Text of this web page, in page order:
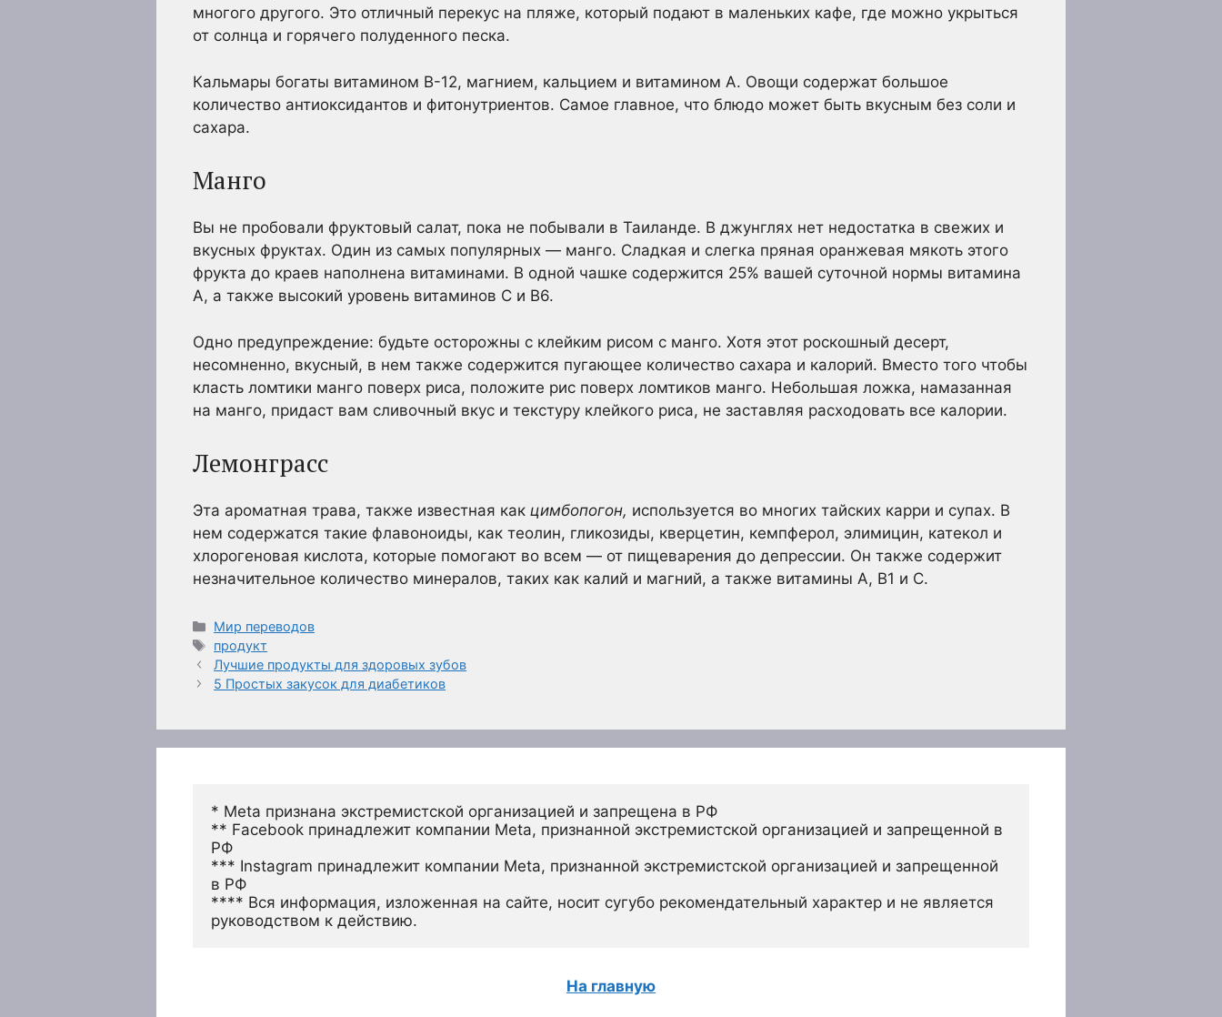
многого другого. Это отличный перекус на пляже, который подают в маленьких кафе, где можно укрыться
от солнца и горячего полуденного песка.
Кальмары богаты витамином В-12, магнием, кальцием и витамином А. Овощи содержат большое
количество антиоксидантов и фитонутриентов. Самое главное, что блюдо может быть вкусным без соли и
сахара.
Манго
Вы не пробовали фруктовый салат, пока не побывали в Таиланде. В джунглях нет недостатка в свежих и
вкусных фруктах. Один из самых популярных — манго. Сладкая и слегка пряная оранжевая мякоть этого
фрукта до краев наполнена витаминами. В одной чашке содержится 25% вашей суточной нормы витамина
А, а также высокий уровень витаминов С и В6.
Одно предупреждение: будьте осторожны с клейким рисом с манго. Хотя этот роскошный десерт,
несомненно, вкусный, в нем также содержится пугающее количество сахара и калорий. Вместо того чтобы
класть ломтики манго поверх риса, положите рис поверх ломтиков манго. Небольшая ложка, намазанная
на манго, придаст вам сливочный вкус и текстуру клейкого риса, не заставляя расходовать все калории.
Лемонграсс
Эта ароматная трава, также известная как цимбопогон, используется во многих тайских карри и супах. В
нем содержатся такие флавоноиды, как теолин, гликозиды, кверцетин, кемпферол, элимицин, катекол и
хлорогеновая кислота, которые помогают во всем — от пищеварения до депрессии. Он также содержит
незначительное количество минералов, таких как калий и магний, а также витамины А, В1 и С.
Рубрики
Мир переводов
Метки
продукт
Лучшие продукты для здоровых зубов
5 Простых закусок для диабетиков
* Meta признана экстремистской организацией и запрещена в РФ
** Facebook принадлежит компании Meta, признанной экстремистской организацией и запрещенной в
РФ
*** Instagram принадлежит компании Meta, признанной экстремистской организацией и запрещенной
в РФ
**** Вся информация, изложенная на сайте, носит сугубо рекомендательный характер и не является
руководством к действию.
На главную